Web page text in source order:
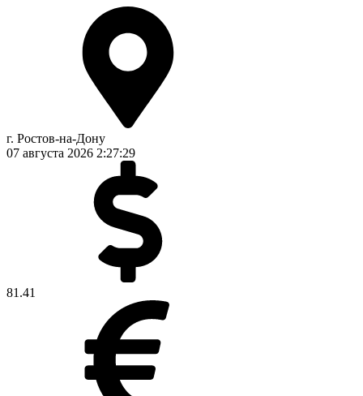
г. Ростов-на-Дону
07 августа 2026 2:27:30
81.41